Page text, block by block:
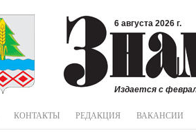
6 августа 2026 г.
Издается с
КОНТАКТЫ РЕДАКЦИЯ ВАКАНСИИ